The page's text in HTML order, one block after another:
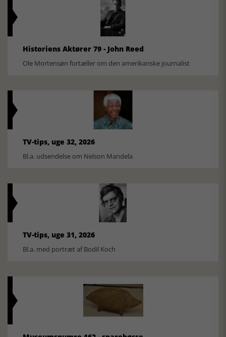
Historiens Aktører 79 - John Reed
Ole Mortensøn fortæller om den amerikanske journalist
TV-tips, uge 32, 2026
Bl.a. udsendelse om Nelson Mandela
TV-tips, uge 31, 2026
Bl.a. med portræt af Bodil Koch